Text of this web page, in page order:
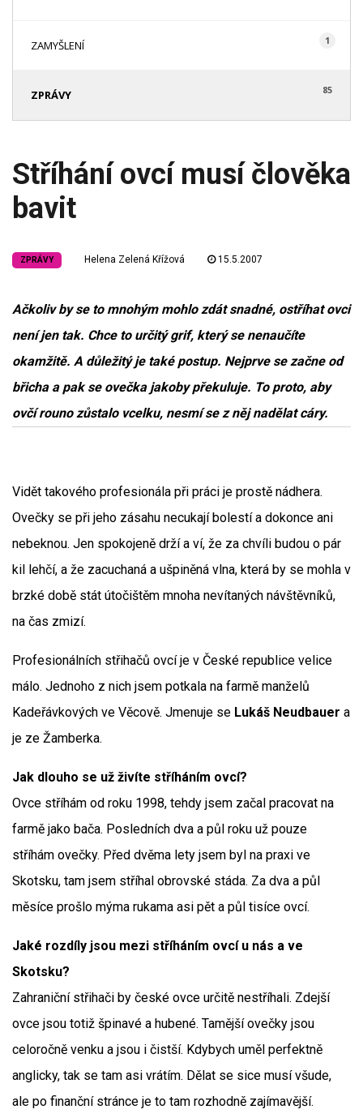
ZAMYŠLENÍ 1
ZPRÁVY 85
Stříhání ovcí musí člověka
bavit
ZPRÁVY Helena Zelená Křížová 15.5.2007
Ačkoliv by se to mnohým mohlo zdát snadné, ostříhat ovci
není jen tak. Chce to určitý grif, který se nenaučíte
okamžitě. A důležitý je také postup. Nejprve se začne od
břicha a pak se ovečka jakoby překuluje. To proto, aby
ovčí rouno zůstalo vcelku, nesmí se z něj nadělat cáry.
Vidět takového profesionála při práci je prostě nádhera.
Ovečky se při jeho zásahu necukají bolestí a dokonce ani
nebeknou. Jen spokojeně drží a ví, že za chvíli budou o pár
kil lehčí, a že zacuchaná a ušpiněná vlna, která by se mohla v
brzké době stát útočištěm mnoha nevítaných návštěvníků,
na čas zmizí.
Profesionálních střihačů ovcí je v České republice velice
málo. Jednoho z nich jsem potkala na farmě manželů
Kadeřávkových ve Věcově. Jmenuje se Lukáš Neudbauer a
je ze Žamberka.
Jak dlouho se už živíte stříháním ovcí?
Ovce stříhám od roku 1998, tehdy jsem začal pracovat na
farmě jako bača. Posledních dva a půl roku už pouze
stříhám ovečky. Před dvěma lety jsem byl na praxi ve
Skotsku, tam jsem stříhal obrovské stáda. Za dva a půl
měsíce prošlo mýma rukama asi pět a půl tisíce ovcí.
Jaké rozdíly jsou mezi stříháním ovcí u nás a ve
Skotsku?
Zahraniční střihači by české ovce určitě nestříhali. Zdejší
ovce jsou totiž špinavé a hubené. Tamější ovečky jsou
celoročně venku a jsou i čistší. Kdybych uměl perfektně
anglicky, tak se tam asi vrátím. Dělat se sice musí všude,
ale po finanční stránce je to tam rozhodně zajímavější.